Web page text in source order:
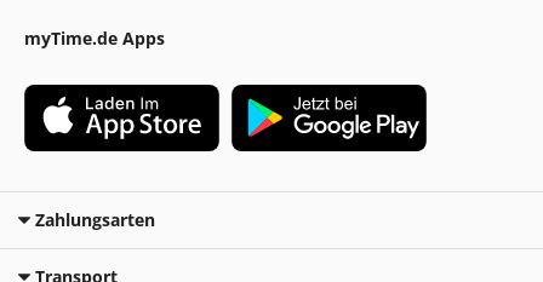
myTime.de Apps
Zahlungsarten
Transport